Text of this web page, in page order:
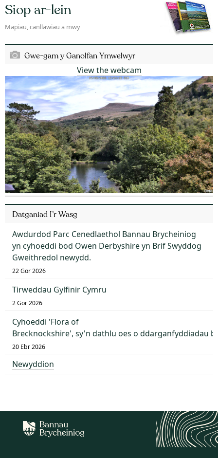
Siop ar-lein
Mapiau, canllawiau a mwy
Gwe-gam y Ganolfan Ymwelwyr
View the webcam
Datganiad I’r Wasg
Awdurdod Parc Cenedlaethol Bannau Brycheiniog
yn cyhoeddi bod Owen Derbyshire yn Brif Swyddog
Gweithredol newydd.
22 Gor 2026
Tirweddau Gylfinir Cymru
2 Gor 2026
Cyhoeddi 'Flora of
Brecknockshire', sy'n dathlu oes o ddarganfyddiadau
20 Ebr 2026
Newyddion